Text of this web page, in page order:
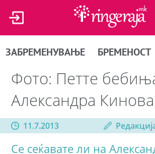
ЗАБРЕМЕНУВАЊЕ БРЕМЕНОСТ
Фото: Петте
Александра Кинова
11.7.2013
Се сеќавате ли на